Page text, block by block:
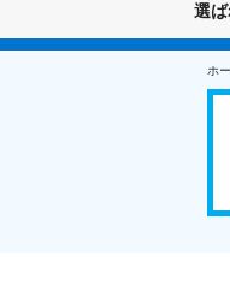
選
ホ